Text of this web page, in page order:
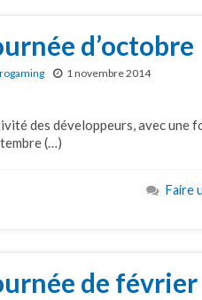
d’octobre
1 novembre 2014
des développeurs, avec une
(…)
Faire
de février